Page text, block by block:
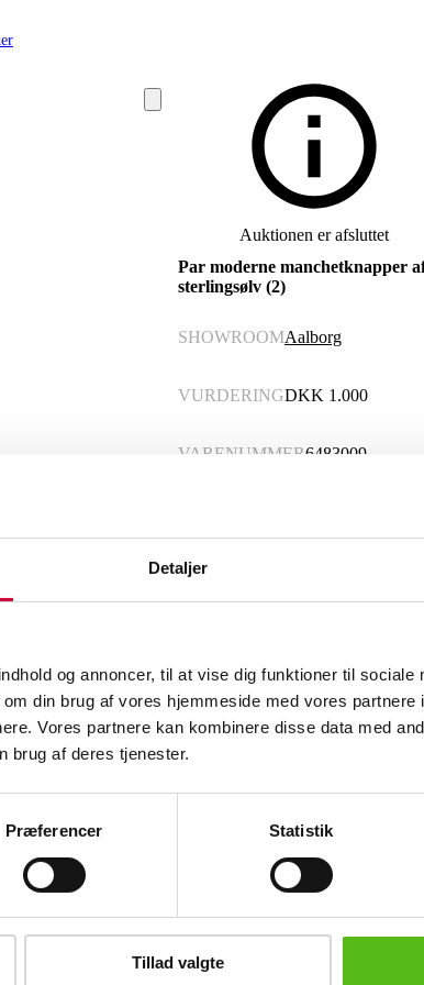
Detaljer
og annoncer, til at vise dig funktioner til sociale
din brug af vores hjemmeside med vores partnere
Vores partnere kan kombinere disse data med
brug af deres tjenester.
Præferencer Statistik
Tillad valgte
Auktionen er afsluttet
Par moderne manchetknapper
sterlingsølv (2)
SHOWROOMAalborg
VURDERINGDKK 1.000
VARENUMMER6483009
Beskrivelse
Denne vare er en del af følgende
auktion